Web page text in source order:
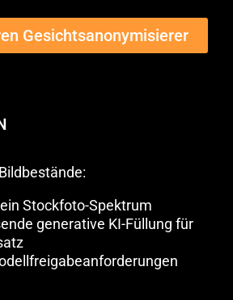
Gesichtsanonymisierer
Stockfoto-Spektrum
generative KI-Füllung für